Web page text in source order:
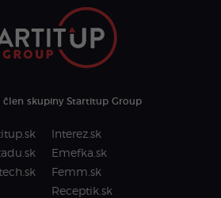
člen skupiny Startitup Group
Interez.sk
Emefka.sk
Femm.sk
Receptik.sk